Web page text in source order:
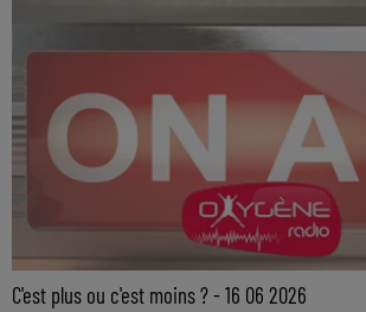
C'est plus ou c'est moins ? - 16 06 2026